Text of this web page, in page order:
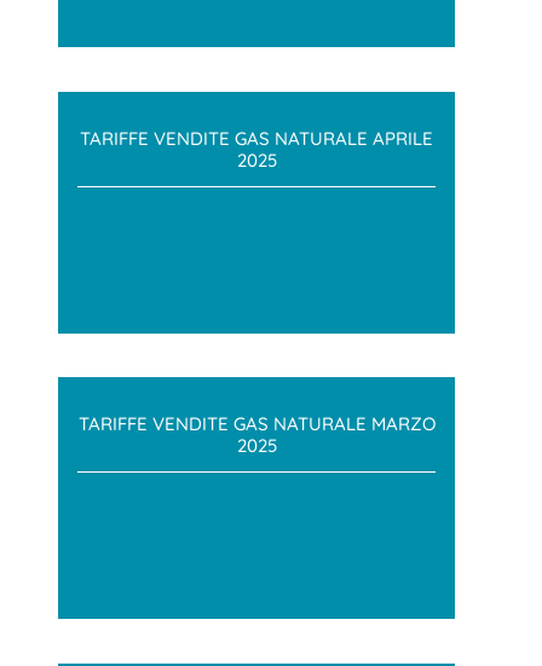
TARIFFE VENDITE GAS NATURALE APRILE
2025
TARIFFE VENDITE GAS NATURALE MARZO
2025